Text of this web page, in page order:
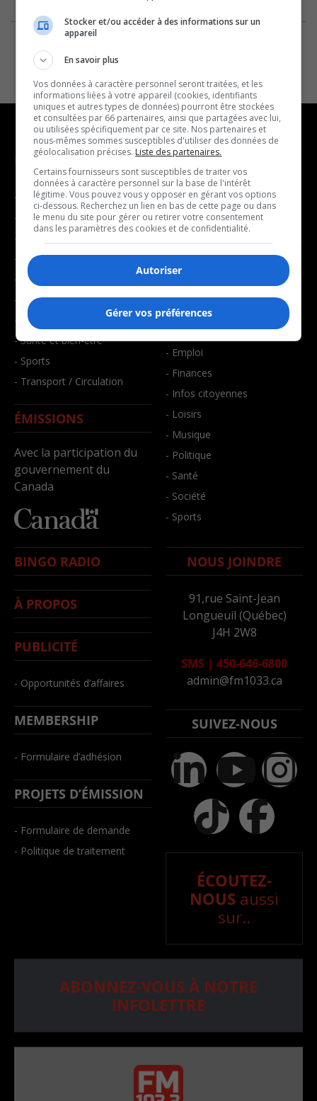
NOUVELLES
- Affaires municipales
- Communauté / Social
- Culture
- Économie
- Éducation
- Environnement
- Faits divers
- Santé et bien-être
- Sports
- Transport / Circulation
ÉMISSIONS
Avec la participation du
gouvernement du
Canada
MUSIQUE
- Décompte franco
- Joué récemment
BALADOS
- Art de vivre
- Bien-être
- Emploi
- Finances
- Infos citoyennes
- Loisirs
- Musique
- Politique
- Santé
- Société
- Sports
BINGO RADIO
À PROPOS
PUBLICITÉ
- Opportunités d’affaires
MEMBERSHIP
- Formulaire d’adhésion
PROJETS D’ÉMISSION
- Formulaire de demande
- Politique de traitement
NOUS JOINDRE
91,rue Saint-Jean
Longueuil (Québec)
J4H 2W8
SMS | 450-646-6800
admin@fm1033.ca
SUIVEZ-NOUS
ÉCOUTEZ-
NOUS aussi
sur..
ABONNEZ-VOUS À NOTRE
INFOLETTRE
Stocker et/ou accéder à des informations sur un
appareil
En savoir plus
Vos données à caractère personnel seront traitées, et les
informations liées à votre appareil (cookies, identifiants
uniques et autres types de données) pourront être stockées
et consultées par 66 partenaires, ainsi que partagées avec lui,
ou utilisées spécifiquement par ce site. Nos partenaires et
nous-mêmes sommes susceptibles d'utiliser des données de
géolocalisation précises. Liste des partenaires.
Certains fournisseurs sont susceptibles de traiter vos
données à caractère personnel sur la base de l'intérêt
légitime. Vous pouvez vous y opposer en gérant vos options
ci-dessous. Recherchez un lien en bas de cette page ou dans
le menu du site pour gérer ou retirer votre consentement
dans les paramètres des cookies et de confidentialité.
Autoriser
Gérer vos préférences